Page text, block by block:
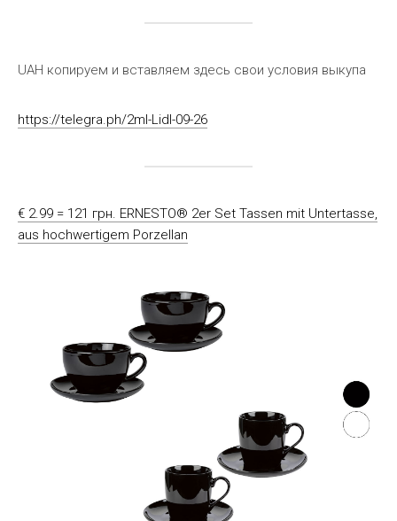
UAH копируем и вставляем здесь свои условия выкупа
https://telegra.ph/2ml-Lidl-09-26
€ 2.99 = 121 грн. ERNESTO® 2er Set Tassen mit Untertasse,
aus hochwertigem Porzellan